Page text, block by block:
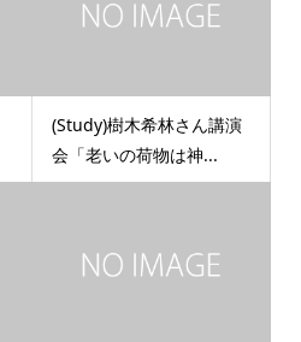
(Study)樹木希林さん講演
会「老いの荷物は神...